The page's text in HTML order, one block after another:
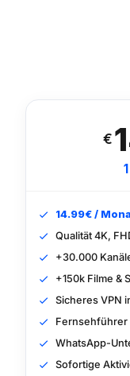
€
14.99€ /
Qualität 4K,
+30.000
+150k Filme &
Sicheres VPN
Fernsehführer
WhatsApp-
Sofortige